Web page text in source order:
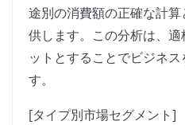
途別の消費額の正確な計
供します。この分析は、
ットとすることでビジネ
す。
[タイプ別市場セグメント]